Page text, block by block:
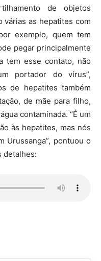
de objetos
várias as hepatites com
exemplo, quem tem
pegar principalmente
tem esse contato, não
portador do vírus”,
de hepatites também
de mãe para filho,
contaminada. “É um
às hepatites, mas nós
Urussanga”, pontuou o
detalhes: